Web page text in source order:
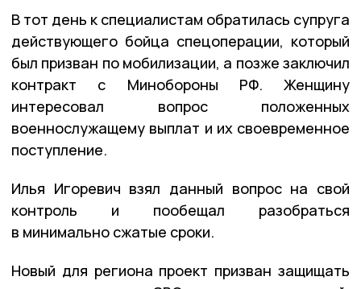
В тот день к специалистам обратилась супруга
действующего бойца спецоперации, который
был призван по мобилизации, а позже заключил
контракт с Минобороны РФ. Женщину
интересовал вопрос положенных
военнослужащему выплат и их своевременное
поступление.
Илья Игоревич взял данный вопрос на свой
контроль и пообещал разобраться
в минимально сжатые сроки.
Новый для региона проект призван защищать